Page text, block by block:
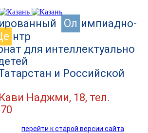
Ол импиадно-
нтр
для интеллектуально
и Российской
Наджми, 18, тел.
перейти к старой версии сайта